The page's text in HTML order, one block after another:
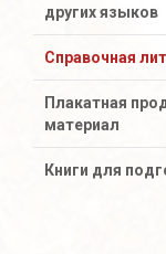
других языков
Справочная
Плакатная
материал
Книги для